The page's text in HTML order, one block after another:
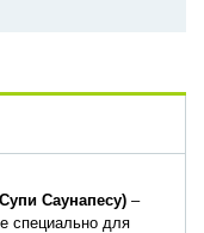
Саунапесу) –
специально для